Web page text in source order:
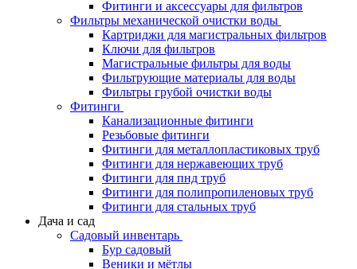
Фитинги и аксессуары для фильтров
Фильтры механической очистки воды
Картриджи для магистральных фильтров
Ключи для фильтров
Магистральные фильтры для воды
Фильтрующие материалы для воды
Фильтры грубой очистки воды
Фитинги
Канализационные фитинги
Резьбовые фитинги
Фитинги для металлопластиковых труб
Фитинги для нержавеющих труб
Фитинги для пнд труб
Фитинги для полипропиленовых труб
Фитинги для стальных труб
Дача и сад
Садовый инвентарь
Бур садовый
Веники и мётлы